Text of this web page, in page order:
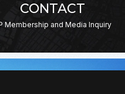
CONTACT
Membership and Media Inquiry